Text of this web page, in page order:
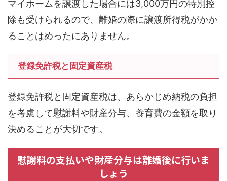
マイホームを譲渡した場合には3,000万円の特別控
除も受けられるので、離婚の際に譲渡所得税がかか
ることはめったにありません。
登録免許税と固定資産税
登録免許税と固定資産税は、あらかじめ納税の負担
を考慮して慰謝料や財産分与、養育費の金額を取り
決めることが大切です。
慰謝料の支払いや財産分与は離婚後に行いま
しょう